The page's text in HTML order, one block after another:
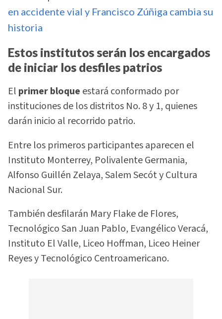
en accidente vial y Francisco Zúñiga cambia su
historia
Estos institutos serán los encargados
de iniciar los desfiles patrios
El primer bloque estará conformado por
instituciones de los distritos No. 8 y 1, quienes
darán inicio al recorrido patrio.
Entre los primeros participantes aparecen el
Instituto Monterrey, Polivalente Germania,
Alfonso Guillén Zelaya, Salem Secót y Cultura
Nacional Sur.
También desfilarán Mary Flake de Flores,
Tecnológico San Juan Pablo, Evangélico Veracá,
Instituto El Valle, Liceo Hoffman, Liceo Heiner
Reyes y Tecnológico Centroamericano.